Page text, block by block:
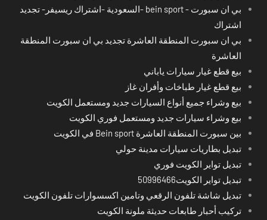
بي ان سبورت - bein sport -السعودية -اشتراك ريسيفر- تجديد
اشتراك
بي ان سبورت المنطقة العاشرة تجديد بي ان سبورت المنطقة
العاشرة
بيع قطع غيار سيارات ياباني
بيع قطع غيار طباخات وأفران غاز
بيع وشراء جميع أنواع السيارات جديد ومستعمل الكويت
بيع وشراء سيارات جديد ومستعمل فوري الكويت
بين سبورت المنطقة العاشرة Bein sport في الكويت
تبديل بطاريات سيارات مدينة حولي
تبديل تواير الكويت فوري
تبديل تواير الكويت50996466
تبديل شاشة تلفون الرقعي وتامين اكسسوارات تلفون الكويت
تركيب أحبار طابعات حديثة ملونة الكويت